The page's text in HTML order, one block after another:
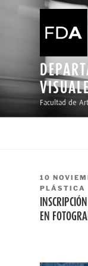
Facultad de
EL
10
PLÁSTICA
EN